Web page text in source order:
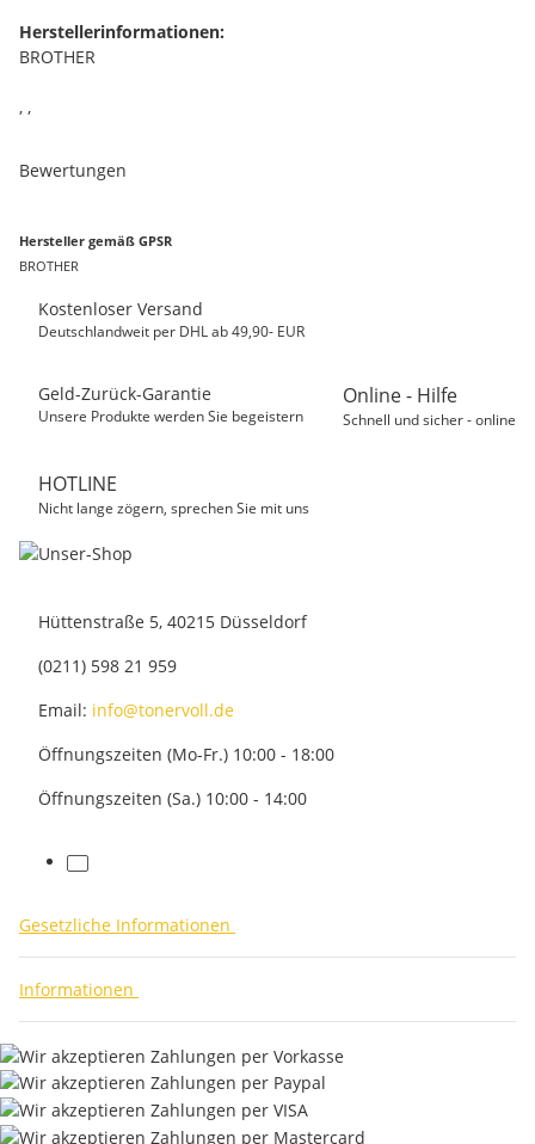
Herstellerinformationen:
BROTHER
, ,
Bewertungen
Hersteller gemäß GPSR
BROTHER
Kostenloser Versand
Deutschlandweit per DHL ab 49,90- EUR
Geld-Zurück-Garantie
Unsere Produkte werden Sie begeistern
Online - Hilfe
Schnell und sicher - online
HOTLINE
Nicht lange zögern, sprechen Sie mit uns
Hüttenstraße 5, 40215 Düsseldorf
(0211) 598 21 959
Email: info@tonervoll.de
Öffnungszeiten (Mo-Fr.) 10:00 - 18:00
Öffnungszeiten (Sa.) 10:00 - 14:00
facebook
Gesetzliche Informationen
Informationen